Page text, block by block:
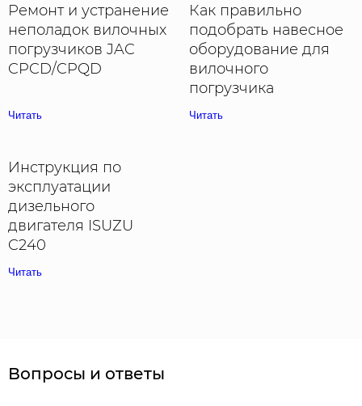
Ремонт и устранение
неполадок вилочных
погрузчиков JAC
CPCD/CPQD
Читать
Как правильно
подобрать навесное
оборудование для
вилочного
погрузчика
Читать
Инструкция по
эксплуатации
дизельного
двигателя ISUZU
C240
Читать
Вопросы и ответы